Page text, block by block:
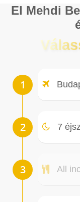
El Mehdi
7
All